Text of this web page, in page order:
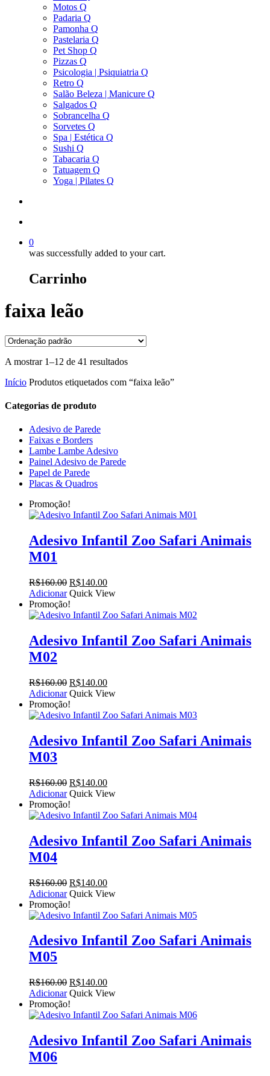
Motos Q
Padaria Q
Pamonha Q
Pastelaria Q
Pet Shop Q
Pizzas Q
Psicologia | Psiquiatria Q
Retro Q
Salão Beleza | Manicure Q
Salgados Q
Sobrancelha Q
Sorvetes Q
Spa | Estética Q
Sushi Q
Tabacaria Q
Tatuagem Q
Yoga | Pilates Q
0
was successfully added to your cart.
Carrinho
faixa leão
A mostrar 1–12 de 41 resultados
Início Produtos etiquetados com “faixa leão”
Categorias de produto
Adesivo de Parede
Faixas e Borders
Lambe Lambe Adesivo
Painel Adesivo de Parede
Papel de Parede
Placas & Quadros
Promoção!
Adesivo Infantil Zoo Safari Animais
M01
R$160.00 O
preço
original
era:
R$140.00O
preço
é:
Adicionar Quick View
Promoção!
Adesivo Infantil Zoo Safari Animais
M02
R$160.00 O
preço
original
era:
R$140.00O
preço
é:
Adicionar Quick View
Promoção!
Adesivo Infantil Zoo Safari Animais
M03
R$160.00 O
preço
original
era:
R$140.00O
preço
é:
Adicionar Quick View
Promoção!
Adesivo Infantil Zoo Safari Animais
M04
R$160.00 O
preço
original
era:
R$140.00O
preço
é:
Adicionar Quick View
Promoção!
Adesivo Infantil Zoo Safari Animais
M05
R$160.00 O
preço
original
era:
R$140.00O
preço
é:
Adicionar Quick View
Promoção!
Adesivo Infantil Zoo Safari Animais
M06